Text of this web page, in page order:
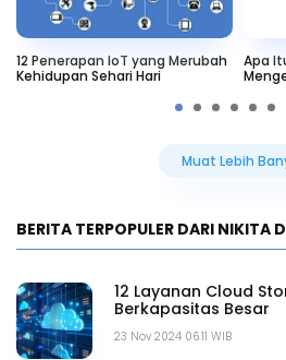
12 Penerapan IoT yang Merubah
Kehidupan Sehari Hari
Apa
Muat Lebih
BERITA TERPOPULER DARI NIKITA
23 Nov 2024 06.11 WIB
12 Layanan Cloud
Berkapasitas Besar